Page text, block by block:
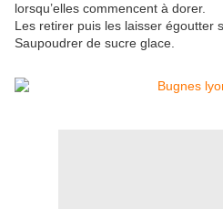
lorsqu’elles commencent à dorer.
Les retirer puis les laisser égoutter
Saupoudrer de sucre glace.